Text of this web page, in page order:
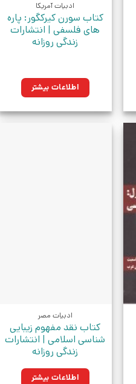
ادبیات آمریکا
کتاب سورن کیرکگور: پاره
های فلسفی | انتشارات
زندگی روزانه
اطلاعات بیشتر
ادبیات مصر
کتاب نقد مفهوم زیبایی
شناسی اسلامی | انتشارات
زندگی روزانه
اطلاعات بیشتر